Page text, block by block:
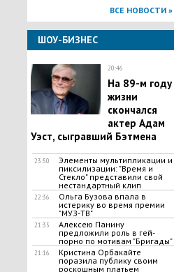
ВСЕ НОВОСТИ »
ШОУ-БИЗНЕС
20:46
​На 89-м году
жизни
скончался
актер Адам
Уэст, сыгравший Бэтмена
23:50
Элементы мультипликации и
пиксилизации: "Время и
Стекло" представили свой
нестандартный клип
22:36
Ольга Бузова впала в
истерику во время премии
"МУЗ-ТВ"
21:35
Алексею Панину
предложили роль в гей-
порно по мотивам "Бригады"
21:16
Кристина Орбакайте
поразила публику своим
роскошным платьем